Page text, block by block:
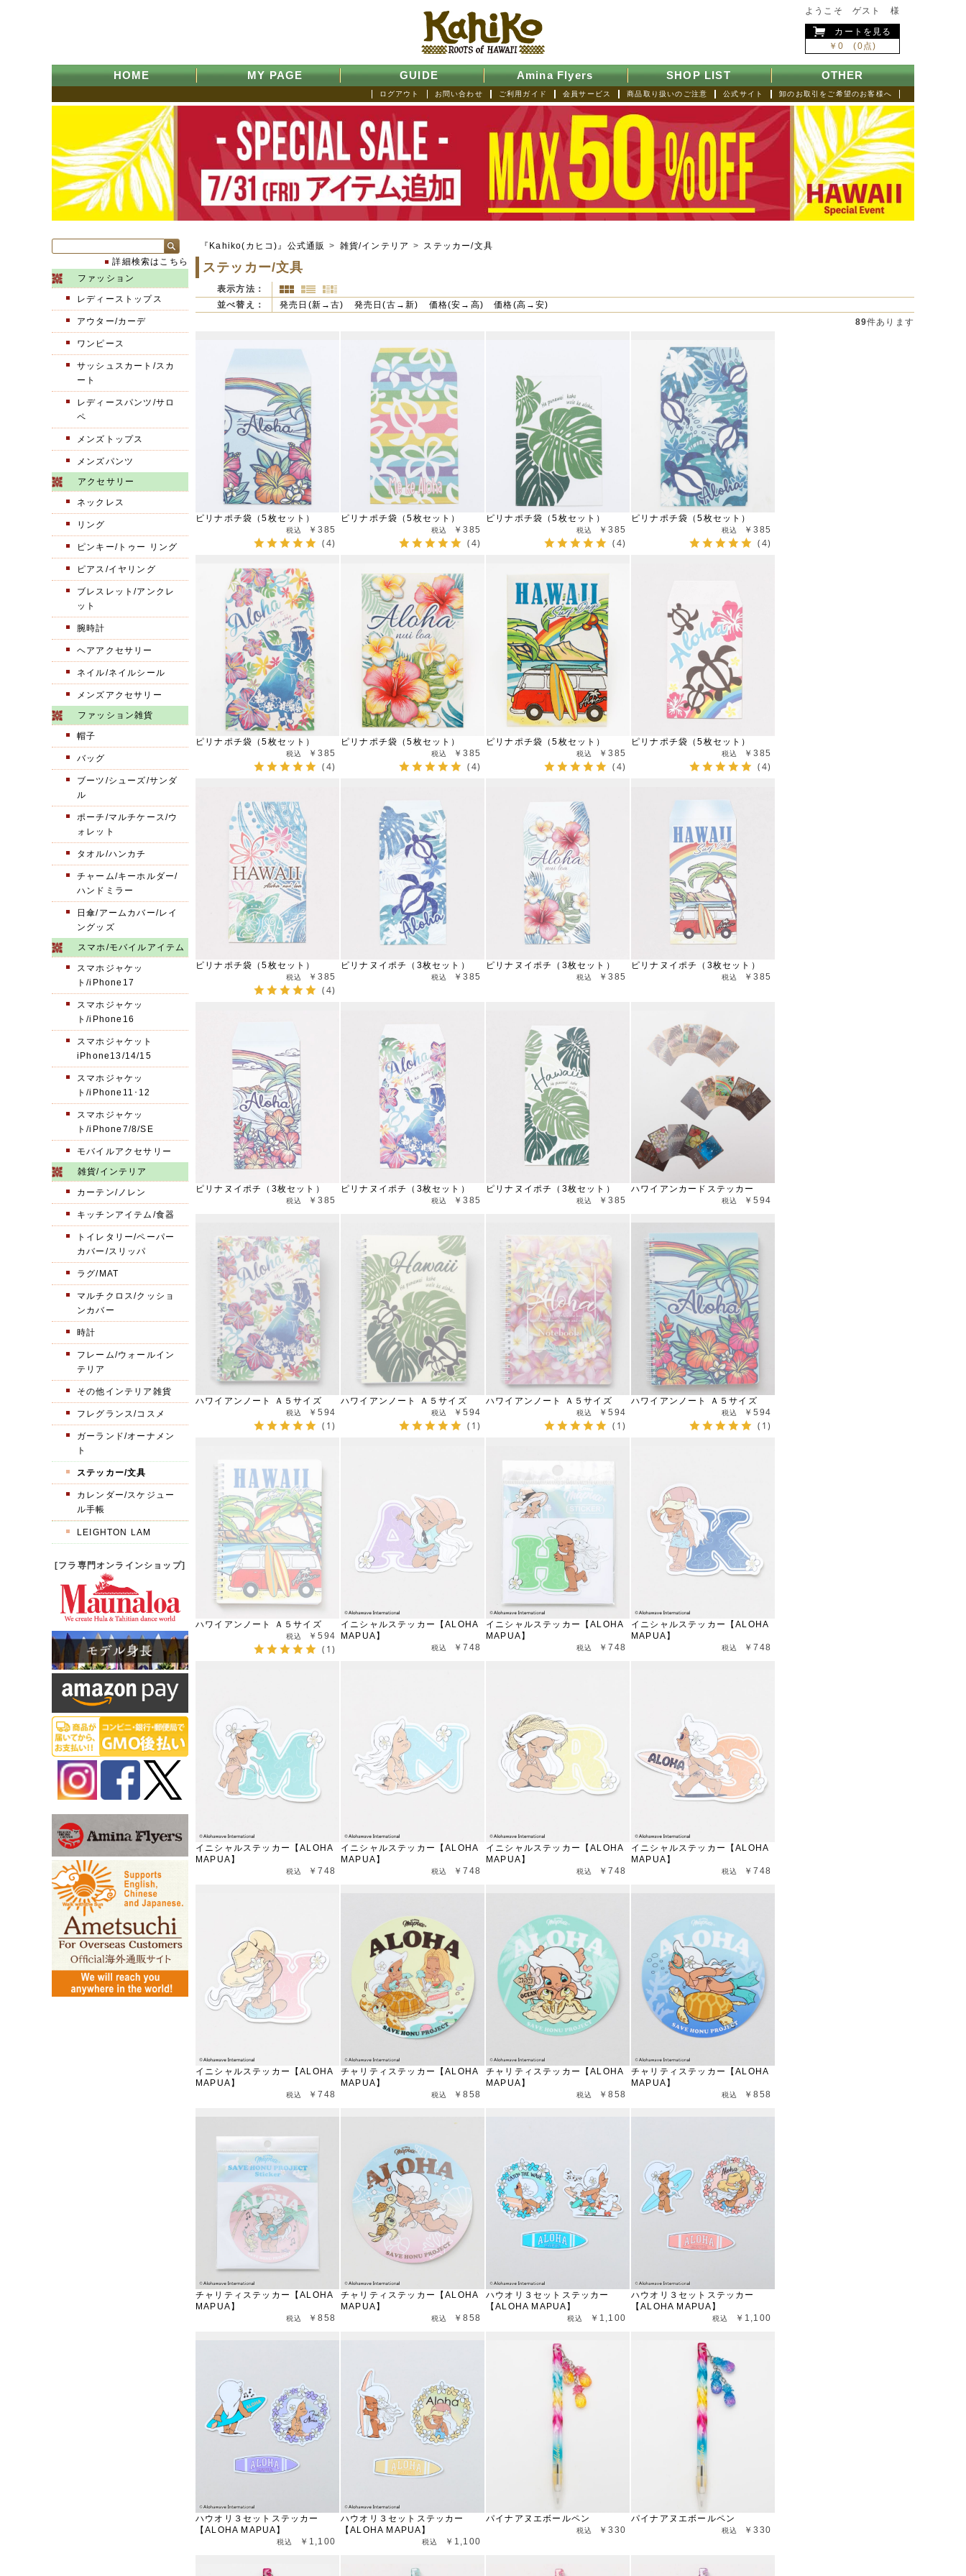
ようこそ ゲスト 様
カートを見る
￥0 (0点)
HOME MY PAGE GUIDE Amina Flyers SHOP LIST OTHER
卸のお取引をご希望のお客様へ
公式サイト
商品取り扱いのご注意
会員サービス
ご利用ガイド
お問い合わせ
ログアウト
『Kahiko(カヒコ)』公式通販 > 雑貨/インテリア > ステッカー/文具
ステッカー/文具
表示方法：
並べ替え：
発売日(新→古) 発売日(古→新) 価格(安→高)
価格(高→安)
89件あります
ピリナポチ袋（5枚セット）
￥385
(4)
ピリナポチ袋（5枚セット）
￥385
(4)
ピリナポチ袋（5枚セット）
￥385
(4)
ピリナポチ袋（5枚セット）
￥385
(4)
ピリナポチ袋（5枚セット）
￥385
(4)
ピリナポチ袋（5枚セット）
￥385
(4)
ピリナポチ袋（5枚セット）
￥385
(4)
ピリナポチ袋（5枚セット）
￥385
(4)
ピリナポチ袋（5枚セット）
￥385
(4)
ピリナヌイポチ（3枚セット）
￥385
ピリナヌイポチ（3枚セット）
￥385
ピリナヌイポチ（3枚セット）
￥385
ピリナヌイポチ（3枚セット）
￥385
ピリナヌイポチ（3枚セット）
￥385
ピリナヌイポチ（3枚セット）
￥385
ハワイアンカードステッカー
￥594
ハワイアンノート Ａ５サイズ
￥594
(1)
ハワイアンノート Ａ５サイズ
￥594
(1)
ハワイアンノート Ａ５サイズ
￥594
(1)
ハワイアンノート Ａ５サイズ
￥594
(1)
ハワイアンノート Ａ５サイズ
￥594
(1)
イニシャルステッカー【ALOHA
MAPUA】
￥748
イニシャルステッカー【ALOHA
MAPUA】
￥748
イニシャルステッカー【ALOHA
MAPUA】
￥748
イニシャルステッカー【ALOHA
MAPUA】
￥748
イニシャルステッカー【ALOHA
MAPUA】
￥748
イニシャルステッカー【ALOHA
MAPUA】
￥748
イニシャルステッカー【ALOHA
MAPUA】
￥748
イニシャルステッカー【ALOHA
MAPUA】
￥748
チャリティステッカー【ALOHA
MAPUA】
￥858
チャリティステッカー【ALOHA
MAPUA】
￥858
チャリティステッカー【ALOHA
MAPUA】
￥858
チャリティステッカー【ALOHA
MAPUA】
￥858
チャリティステッカー【ALOHA
MAPUA】
￥858
ハウオリ３セットステッカー
【ALOHA MAPUA】
￥1,100
ハウオリ３セットステッカー
【ALOHA MAPUA】
￥1,100
ハウオリ３セットステッカー
【ALOHA MAPUA】
￥1,100
ハウオリ３セットステッカー
【ALOHA MAPUA】
￥1,100
パイナアヌエボールペン
￥330
パイナアヌエボールペン
￥330
詳細検索はこちら
ファッション
レディーストップス
アウター/カーデ
ワンピース
サッシュスカート/スカ
ート
レディースパンツ/サロ
ペ
メンズトップス
メンズパンツ
アクセサリー
ネックレス
リング
ピンキー/トゥー リング
ピアス/イヤリング
ブレスレット/アンクレ
ット
腕時計
ヘアアクセサリー
ネイル/ネイルシール
メンズアクセサリー
ファッション雑貨
帽子
バッグ
ブーツ/シューズ/サンダ
ル
ポーチ/マルチケース/ウ
ォレット
タオル/ハンカチ
チャーム/キーホルダー/
ハンドミラー
日傘/アームカバー/レイ
ングッズ
スマホ/モバイルアイテム
スマホジャケッ
ト/iPhone17
スマホジャケッ
ト/iPhone16
スマホジャケット
iPhone13/14/15
スマホジャケッ
ト/iPhone11･12
スマホジャケッ
ト/iPhone7/8/SE
モバイルアクセサリー
雑貨/インテリア
カーテン/ノレン
キッチンアイテム/食器
トイレタリー/ペーパー
カバー/スリッパ
ラグ/MAT
マルチクロス/クッショ
ンカバー
時計
フレーム/ウォールイン
テリア
その他インテリア雑貨
フレグランス/コスメ
ガーランド/オーナメン
ト
ステッカー/文具
カレンダー/スケジュー
ル手帳
LEIGHTON LAM
[フラ専門オンラインショップ]